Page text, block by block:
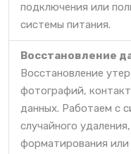
подключения или
системы питания.
Восстановление
Восстановление
фотографий,
данных. Работаем с
случайного удаления,
форматирования